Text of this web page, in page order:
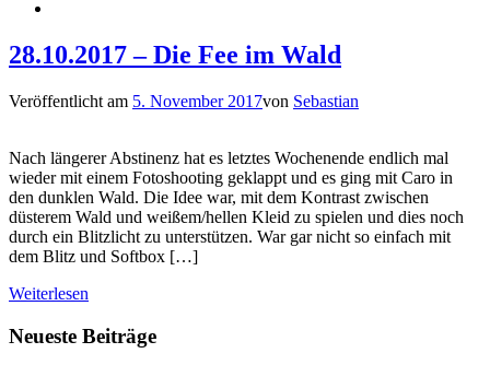
28.10.2017 – Die Fee im Wald
Veröffentlicht am 5. November 2017von Sebastian
Nach längerer Abstinenz hat es letztes Wochenende endlich mal
wieder mit einem Fotoshooting geklappt und es ging mit Caro in
den dunklen Wald. Die Idee war, mit dem Kontrast zwischen
düsterem Wald und weißem/hellen Kleid zu spielen und dies noch
durch ein Blitzlicht zu unterstützen. War gar nicht so einfach mit
dem Blitz und Softbox […]
Weiterlesen
Neueste Beiträge